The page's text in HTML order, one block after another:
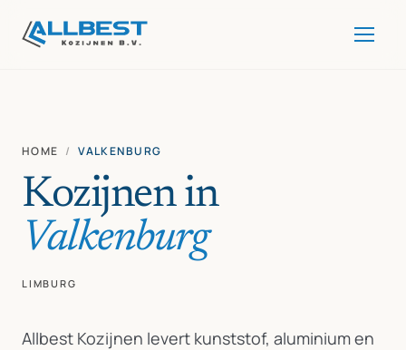
HOME / VALKENBURG
Kozijnen in
Valkenburg
LIMBURG
Allbest Kozijnen levert kunststof, aluminium en